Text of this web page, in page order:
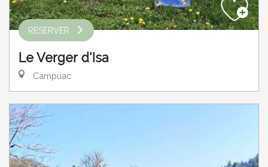
RÉSERVER
Le Verger d'Isa
Campuac